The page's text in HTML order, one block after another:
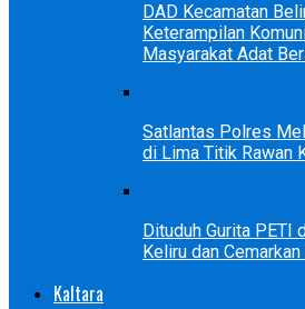
DAD Kecamatan
Keterampilan
Masyarakat Adat
Satlantas Polres
di Lima Titik Rawan
Dituduh Gurita PETI
Keliru dan
Kaltara